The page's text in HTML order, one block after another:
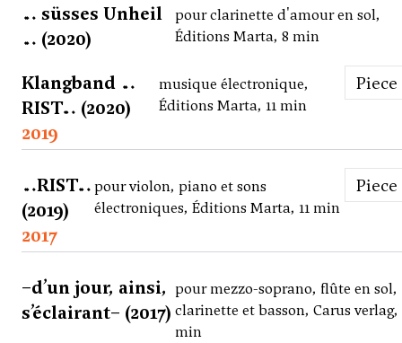
… süsses Unheil
… (2020)
pour clarinette d'amour en sol,
Éditions Marta, 8 min
Klangband …
RIST… (2020)
musique électronique,
Éditions Marta, 11 min
Piece
2019
…RIST…
(2019)
pour violon, piano et sons
électroniques, Éditions Marta, 11 min
Piece
2017
–d’un jour, ainsi,
s’éclairant– (2017)
pour mezzo-soprano, flûte en sol,
clarinette et basson, Carus verlag,
min